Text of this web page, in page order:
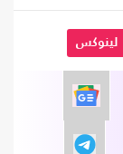
لينوكس